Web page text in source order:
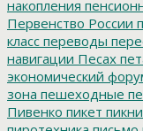
накопления
Первенство России
класс переводы
навигации Песах
экономический
зона пешеходные
Пивенко пикет